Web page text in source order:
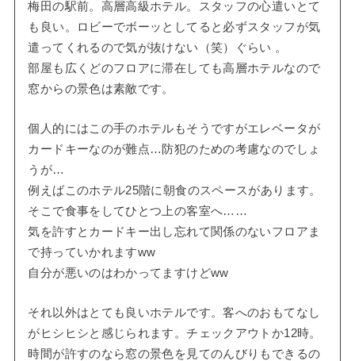
梅田の駅前。高層高級ホテル。スタッフの心遣いとて
も良い。ロビーでボーッとしてると必ずスタッフが気
遣ってくれるので気が抜けない（笑）ぐらい 。
部屋も広くどのフロアに滞在しても高層ホテルなので
窓からの景色は素敵です。
個人的にはこの手のホテルもそうですがエレベータが
カードキーなのが難点…防犯のための考慮なのでしょ
うが…
例えばこのホテル25階に朝食のスペースがあります。
そこで食事をしてひとつ上の客室へ……
気を許すとカードキー出し忘れて関係のないフロアま
で持っていかれますww
自分が悪いのはわかってますけどww
それ以外はとても良いホテルです。客へのおもてなし
がヒシヒシと感じられます。チェックアウトか12時。
時間が許すのなら窓の景色を見てのんびりもできるの